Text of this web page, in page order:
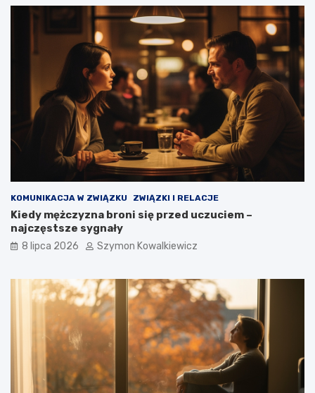
KOMUNIKACJA W ZWIĄZKU ZWIĄZKI I RELACJE
Kiedy mężczyzna broni się przed uczuciem –
najczęstsze sygnały
8 lipca 2026 Szymon Kowalkiewicz